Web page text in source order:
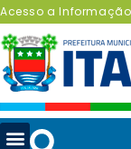
Acesso a Informação